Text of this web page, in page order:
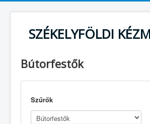
SZÉKELYFÖLDI
Bútorfestők
Szűrők